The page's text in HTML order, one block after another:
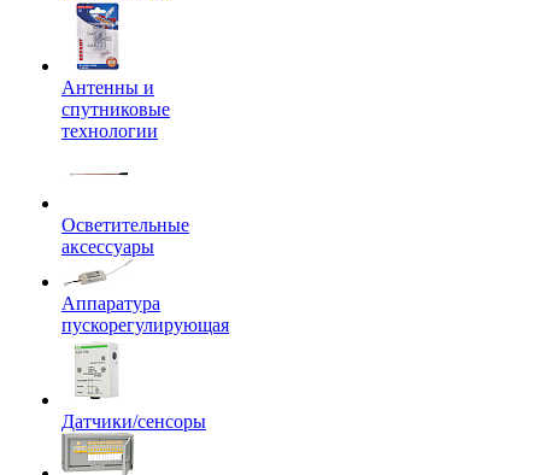
Антенны и
спутниковые
технологии
Осветительные
аксессуары
Аппаратура
пускорегулирующая
Датчики/сенсоры